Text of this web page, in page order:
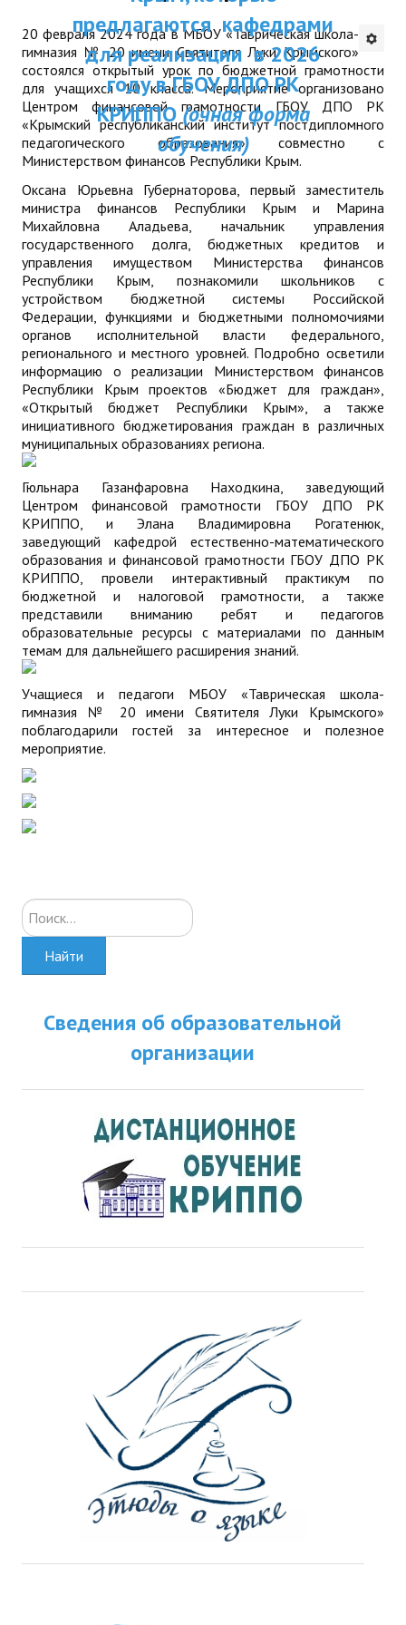
Профессиональная переподготовка
Повышение квалификации
КОНТАКТЫ
ДПП ПК:
Актуальное
занятий
предлагаются кафедрами
для реализации в 2026
году в ГБОУ ДПО РК
КРИППО(очная форма
обучения)
20 февраля 2024 года в МБОУ «Таврическая школа-
гимназия № 20 имени Святителя Луки Крымского»
состоялся открытый урок по бюджетной грамотности
для учащихся 10 класса. Мероприятие организовано
Центром финансовой грамотности ГБОУ ДПО РК
«Крымский республиканский институт постдипломного
педагогического образования» совместно с
Министерством финансов Республики Крым.
Оксана Юрьевна Губернаторова, первый заместитель
министра финансов Республики Крым и Марина
Михайловна Аладьева, начальник управления
государственного долга, бюджетных кредитов и
управления имуществом Министерства финансов
Республики Крым, познакомили школьников с
устройством бюджетной системы Российской
Федерации, функциями и бюджетными полномочиями
органов исполнительной власти федерального,
регионального и местного уровней. Подробно осветили
информацию о реализации Министерством финансов
Республики Крым проектов «Бюджет для граждан»,
«Открытый бюджет Республики Крым», а также
инициативного бюджетирования граждан в различных
муниципальных образованиях региона.
Гюльнара Газанфаровна Находкина, заведующий
Центром финансовой грамотности ГБОУ ДПО РК
КРИППО, и Элана Владимировна Рогатенюк,
заведующий кафедрой естественно-математического
образования и финансовой грамотности ГБОУ ДПО РК
КРИППО, провели интерактивный практикум по
бюджетной и налоговой грамотности, а также
представили вниманию ребят и педагогов
образовательные ресурсы с материалами по данным
темам для дальнейшего расширения знаний.
Учащиеся и педагоги МБОУ «Таврическая школа-
гимназия № 20 имени Святителя Луки Крымского»
поблагодарили гостей за интересное и полезное
мероприятие.
Искать...
Найти
Сведения об образовательной
организации